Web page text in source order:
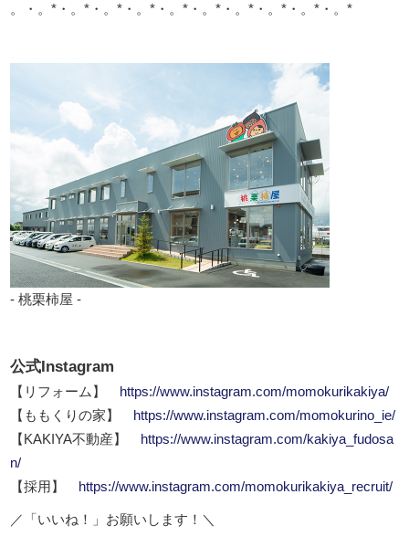
。・。*・。*・。*・。*・。*・。*・。*・。*・。*・。*
- 桃栗柿屋 -
公式Instagram
【リフォーム】
https://www.instagram.com/momokurikakiya/
【ももくりの家】
https://www.instagram.com/momokurino_ie/
【KAKIYA不動産】
https://www.instagram.com/kakiya_fudosa
n/
【採用】
https://www.instagram.com/momokurikakiya_recruit/
／「いいね！」お願いします！＼